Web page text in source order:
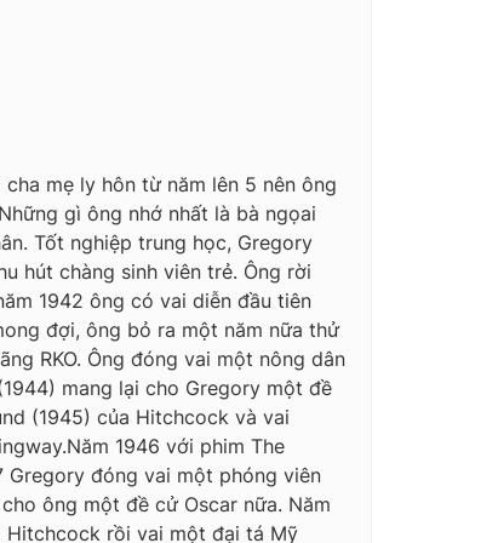
mẹ ly hôn từ năm lên 5 nên ông
gì ông nhớ nhất là bà ngọai
Tốt nghiệp trung học, Gregory
hút chàng sinh viên trẻ. Ông rời
1942 ông có vai diễn đầu tiên
đợi, ông bỏ ra một năm nữa thử
RKO. Ông đóng vai một nông dân
mang lại cho Gregory một đề
(1945) của Hitchcock và vai
1946 với phim The
Gregory đóng vai một phóng viên
ông một đề cử Oscar nữa. Năm
Hitchcock rồi vai một đại tá Mỹ